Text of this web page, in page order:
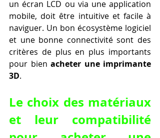
un écran LCD ou via une application
mobile, doit être intuitive et facile à
naviguer. Un bon écosystème logiciel
et une bonne connectivité sont des
critères de plus en plus importants
pour bien acheter une imprimante
3D.
Le choix des matériaux
et leur compatibilité